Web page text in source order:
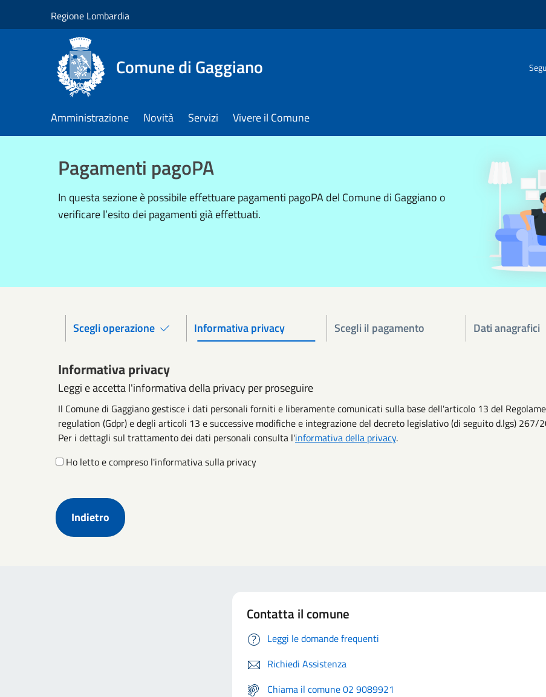
Regione Lombardia
Comune di Gaggiano
Amministrazione Novità Servizi Vivere il Comune
Pagamenti pagoPA
In questa sezione è possibile effettuare pagamenti pagoPA del Comune di Gaggiano o
verificare l’esito dei pagamenti già effettuati.
Scegli operazione Informativa privacy Scegli il pagamento Dati anagrafici
Informativa privacy
Leggi e accetta l'informativa della privacy per proseguire
Il Comune di Gaggiano gestisce i dati personali forniti e liberamente comunicati sulla base dell'articolo 13 del
regulation (Gdpr) e degli articoli 13 e successive modifiche e integrazione del decreto legislativo (di seguito d.lgs) 267/
Per i dettagli sul trattamento dei dati personali consulta l'informativa della privacy.
Ho letto e compreso l'informativa sulla privacy
Indietro
Contatta il comune
Leggi le domande frequenti
Richiedi Assistenza
Chiama il comune 02 9089921